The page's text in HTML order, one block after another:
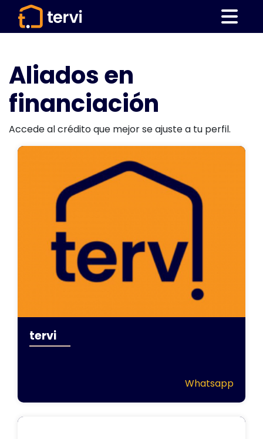
Aliados en
financiación
Accede al crédito que mejor se ajuste a tu perfil.
tervi
Whatsapp